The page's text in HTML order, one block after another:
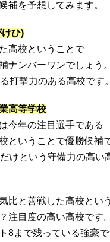
補を予想してみます。
けひ)
高校ということで
ナンバーワンでしょう。
打撃力のある高校です。
高等学校
今年の注目選手である
ということで優勝候補
けという守備力の高い
比と善戦した高校とい
注目度の高い高校です。
8まで残っている強豪で